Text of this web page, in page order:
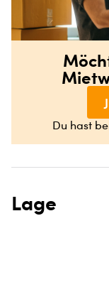
Du hast
Lage